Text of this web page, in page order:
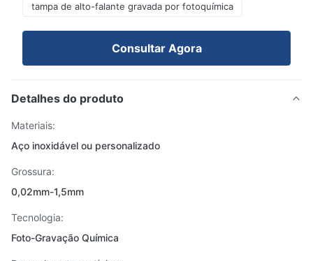
tampa de alto-falante gravada por fotoquímica
Consultar Agora
Detalhes do produto
Materiais:
Aço inoxidável ou personalizado
Grossura:
0,02mm-1,5mm
Tecnologia:
Foto-Gravação Química